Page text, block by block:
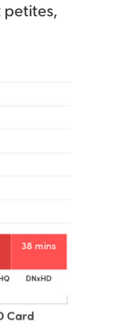
petites,